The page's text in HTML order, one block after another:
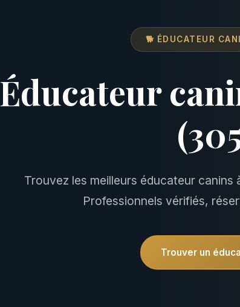
🐕 ÉDUCATEUR
Éducateur
Trouvez les meilleurs éducateur
Professionnels vérifiés,
Trouver un